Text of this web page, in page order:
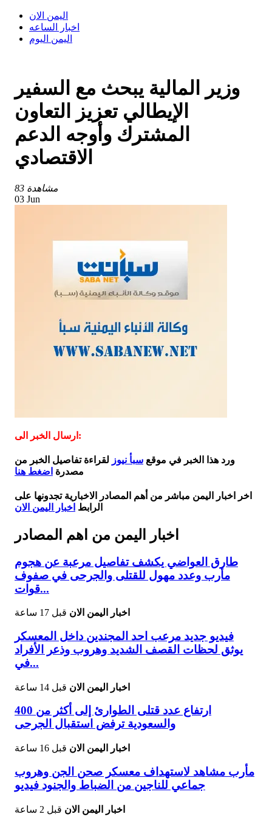
اليمن الان
اخبار الساعه
اليمن اليوم
وزير المالية يبحث مع السفير
الإيطالي تعزيز التعاون
المشترك وأوجه الدعم
الاقتصادي
83 مشاهدة
03 Jun
ارسال الخبر الى:
ورد هذا الخبر في موقع سبأ نيوز لقراءة تفاصيل الخبر من
مصدرة اضغط هنا
اخر اخبار اليمن مباشر من أهم المصادر الاخبارية تجدونها على
الرابط اخبار اليمن الان
اخبار اليمن من اهم المصادر
طارق العواضي يكشف تفاصيل مرعبة عن هجوم
مأرب وعدد مهول للقتلى والجرحى في صفوف
قوات...
اخبار اليمن الان قبل 17 ساعة
فيديو جديد مرعب احد المجندين داخل المعسكر
يوثق لحظات القصف الشديد وهروب وذعر الأفراد
في...
اخبار اليمن الان قبل 14 ساعة
ارتفاع عدد قتلى الطوارئ إلى أكثر من 400
والسعودية ترفض استقبال الجرحى
اخبار اليمن الان قبل 16 ساعة
مأرب مشاهد لاستهداف معسكر صحن الجن وهروب
جماعي للناجين من الضباط والجنود فيديو
اخبار اليمن الان قبل 2 ساعة